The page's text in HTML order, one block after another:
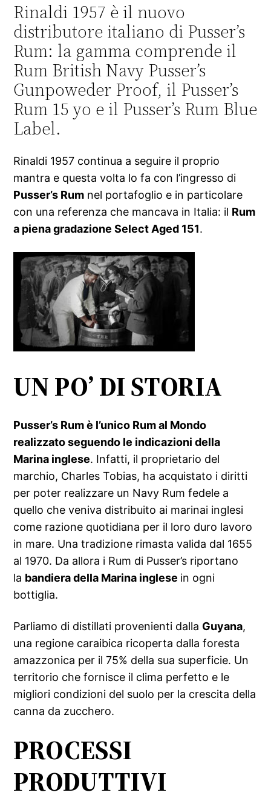
Rinaldi 1957 è il nuovo
distributore italiano di Pusser’s
Rum: la gamma comprende il
Rum British Navy Pusser’s
Gunpoweder Proof, il Pusser’s
Rum 15 yo e il Pusser’s Rum Blue
Label.
Rinaldi 1957 continua a seguire il proprio
mantra e questa volta lo fa con l’ingresso di
Pusser’s Rum nel portafoglio e in particolare
con una referenza che mancava in Italia: il Rum
a piena gradazione Select Aged 151.
UN PO’ DI STORIA
Pusser’s Rum è l’unico Rum al Mondo
realizzato seguendo le indicazioni della
Marina inglese. Infatti, il proprietario del
marchio, Charles Tobias, ha acquistato i diritti
per poter realizzare un Navy Rum fedele a
quello che veniva distribuito ai marinai inglesi
come razione quotidiana per il loro duro lavoro
in mare. Una tradizione rimasta valida dal 1655
al 1970. Da allora i Rum di Pusser’s riportano
la bandiera della Marina inglese in ogni
bottiglia.
Parliamo di distillati provenienti dalla Guyana,
una regione caraibica ricoperta dalla foresta
amazzonica per il 75% della sua superficie. Un
territorio che fornisce il clima perfetto e le
migliori condizioni del suolo per la crescita della
canna da zucchero.
PROCESSI
PRODUTTIVI